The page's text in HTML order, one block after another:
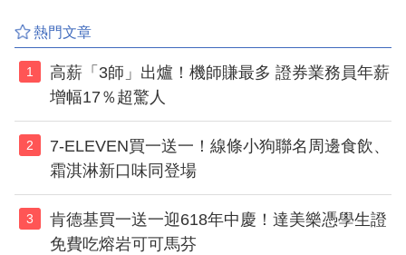
熱門文章
1
高薪「3師」出爐！機師賺最多 證券業務員年薪
增幅17％超驚人
2
7-ELEVEN買一送一！線條小狗聯名周邊食飲、
霜淇淋新口味同登場
3
肯德基買一送一迎618年中慶！達美樂憑學生證
免費吃熔岩可可馬芬